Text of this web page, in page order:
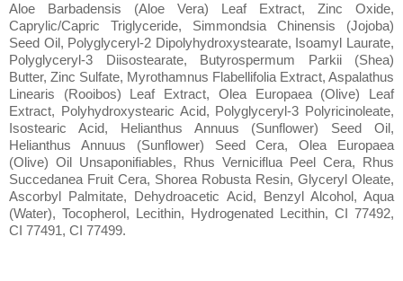
Aloe Barbadensis (Aloe Vera) Leaf Extract, Zinc Oxide,
Caprylic/Capric Triglyceride, Simmondsia Chinensis (Jojoba)
Seed Oil, Polyglyceryl-2 Dipolyhydroxystearate, Isoamyl Laurate,
Polyglyceryl-3 Diisostearate, Butyrospermum Parkii (Shea)
Butter, Zinc Sulfate, Myrothamnus Flabellifolia Extract, Aspalathus
Linearis (Rooibos) Leaf Extract, Olea Europaea (Olive) Leaf
Extract, Polyhydroxystearic Acid, Polyglyceryl-3 Polyricinoleate,
Isostearic Acid, Helianthus Annuus (Sunflower) Seed Oil,
Helianthus Annuus (Sunflower) Seed Cera, Olea Europaea
(Olive) Oil Unsaponifiables, Rhus Verniciflua Peel Cera, Rhus
Succedanea Fruit Cera, Shorea Robusta Resin, Glyceryl Oleate,
Ascorbyl Palmitate, Dehydroacetic Acid, Benzyl Alcohol, Aqua
(Water), Tocopherol, Lecithin, Hydrogenated Lecithin, CI 77492,
CI 77491, CI 77499.